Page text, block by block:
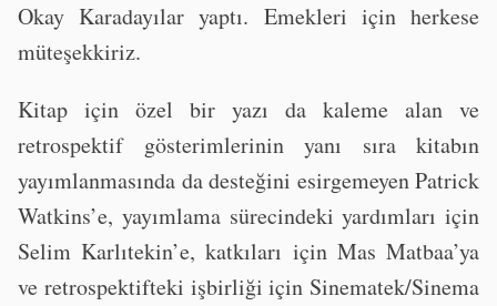
Okay Karadayılar yaptı. Emekleri için herkese
müteşekkiriz.
Kitap için özel bir yazı da kaleme alan ve
retrospektif gösterimlerinin yanı sıra kitabın
yayımlanmasında da desteğini esirgemeyen Patrick
Watkins’e, yayımlama sürecindeki yardımları için
Selim Karlıtekin’e, katkıları için Mas Matbaa’ya
ve retrospektifteki işbirliği için Sinematek/Sinema